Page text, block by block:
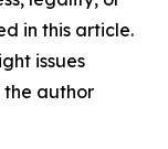
in this article.
issues
author